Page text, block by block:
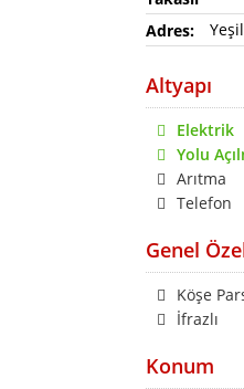
Adres:
Altyapı
Elektrik
Yolu
Arıtma
Telefon
Genel
Köşe
İfrazlı
Konum